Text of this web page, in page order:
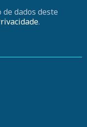
dados deste
.